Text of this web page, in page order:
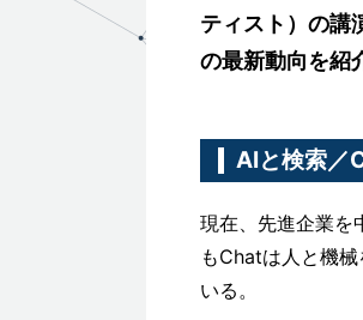
ティスト）の講
の最新動向を紹
AIと検索／
現在、先進企業を
もChatは人と機
いる。